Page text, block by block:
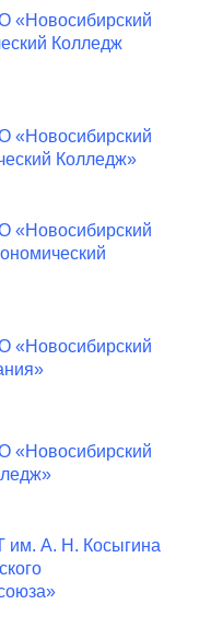
Колледж
Колледж»
А. Н. Косыгина